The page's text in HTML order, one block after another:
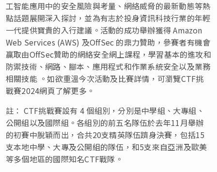
工智能應用中的安全風險與考量、網絡威脅的最新動態等熱
點話題展開深入探討，並為有志於投身資訊科技行業的年輕
一代提供寶貴的入行建議。活動的成功舉辦獲得 Amazon
Web Services (AWS) 及OffSec 的鼎力贊助，參賽者有機會
贏取由OffSec贊助的網絡安全網上課程，學習基本的進攻和
防禦技術、網路、腳本、應用程式和作業系統安全以及業務
相關技能 。如欲重溫今次活動及比賽詳情，可瀏覽CTF挑
戰賽2024網頁了解更多。
註： CTF挑戰賽設有 4 個組別，分別是中學組、大專組、
公開組以及國際組。各組別的前五名隊伍於去年11月舉辦
的初賽中脫穎而出，合共20支精英隊伍躋身決賽，包括15
支本地中學、大專及公開組的隊伍，和5支來自亞洲及歐美
等多個地區的國際知名CTF戰隊。